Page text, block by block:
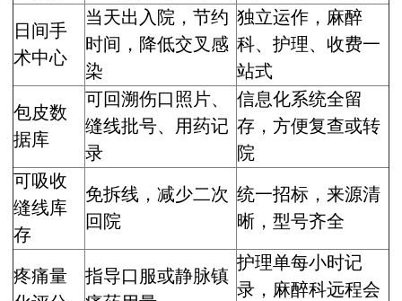
日间手
术中心
当天出入院，节约
时间，降低交叉感
染
独立运作，麻醉
科、护理、收费一
站式
包皮数
据库
可回溯伤口照片、
缝线批号、用药记
录
信息化系统全留
存，方便复查或转
院
可吸收
缝线库
存
免拆线，减少二次
回院
统一招标，来源清
晰，型号齐全
疼痛量
指导口服或静脉镇
护理单每小时记
录，麻醉科远程会